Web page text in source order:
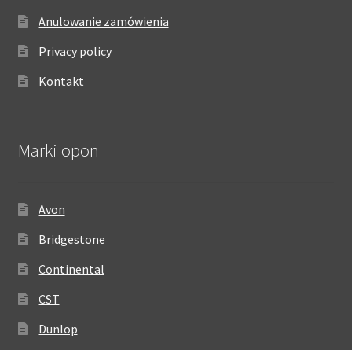
Anulowanie zamówienia
Privacy policy
Kontakt
Marki opon
Avon
Bridgestone
Continental
CST
Dunlop